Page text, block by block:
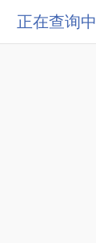
正在查询中